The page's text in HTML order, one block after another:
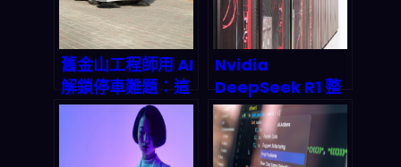
舊金山工程師用 AI
解鎖停車難題：這
款 App 如何讓你
不再收到罰單？
Nvidia
DeepSeek R1 整
合革命：硬體即模
型時代如何重塑 AI
晶片市場版圖？